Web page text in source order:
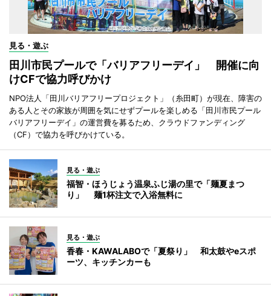
見る・遊ぶ
田川市民プールで「バリアフリーデイ」 開催に向
けCFで協力呼びかけ
NPO法人「田川バリアフリープロジェクト」（糸田町）が現在、障害の
ある人とその家族が周囲を気にせずプールを楽しめる「田川市民プール
バリアフリーデイ」の運営費を募るため、クラウドファンディング
（CF）で協力を呼びかけている。
見る・遊ぶ
福智・ほうじょう温泉ふじ湯の里で「麺夏まつ
り」 麺1杯注文で入浴無料に
見る・遊ぶ
香春・KAWALABOで「夏祭り」 和太鼓やeスポ
ーツ、キッチンカーも